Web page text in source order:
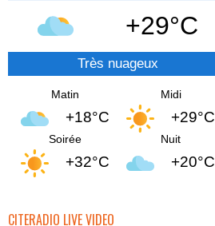
+29°C
Très nuageux
Matin
+18°C
Midi
+29°C
Soirée
+32°C
Nuit
+20°C
CITERADIO LIVE VIDEO